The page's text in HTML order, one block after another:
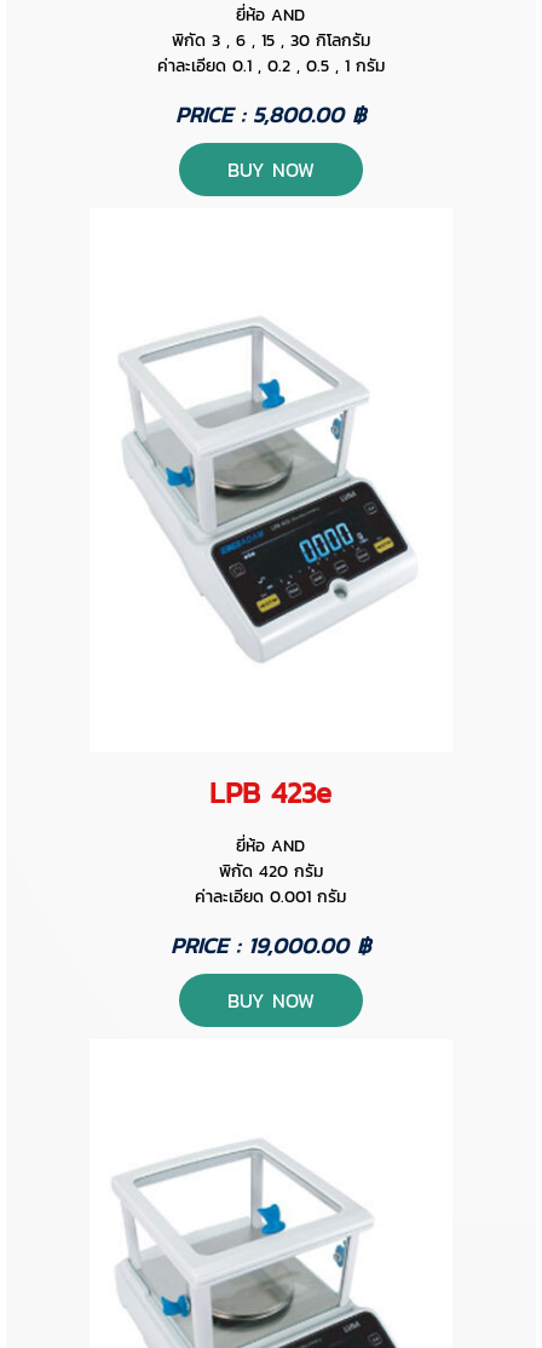
ยี่ห้อ AND
พิกัด 3 , 6 , 15 , 30 กิโลกรัม
ค่าละเอียด 0.1 , 0.2 , 0.5 , 1 กรัม
PRICE : 5,800.00 ฿
BUY NOW
LPB 423e
ยี่ห้อ AND
พิกัด 420 กรัม
ค่าละเอียด 0.001 กรัม
PRICE : 19,000.00 ฿
BUY NOW